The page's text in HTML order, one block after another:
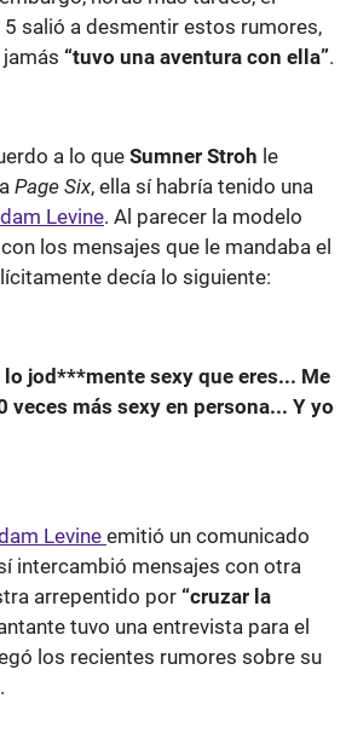
salió a desmentir estos rumores,
“tuvo una aventura con ella”.
a lo que Sumner Stroh le
Page Six, ella sí habría tenido una
Levine. Al parecer la modelo
los mensajes que le mandaba el
decía lo siguiente:
lo jod***mente sexy que eres... Me
veces más sexy en persona... Y yo
Levine emitió un comunicado
intercambió mensajes con otra
arrepentido por “cruzar la
tuvo una entrevista para el
los recientes rumores sobre su